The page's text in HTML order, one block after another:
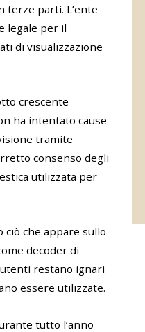
terze parti. L’ente
legale per il
di visualizzazione
crescente
ha intentato cause
tramite
consenso degli
utilizzata per
che appare sullo
decoder di
restano ignari
essere utilizzate.
tutto l’anno